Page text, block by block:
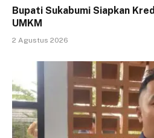
Bupati Sukabumi Siapkan
UMKM
2 Agustus 2026